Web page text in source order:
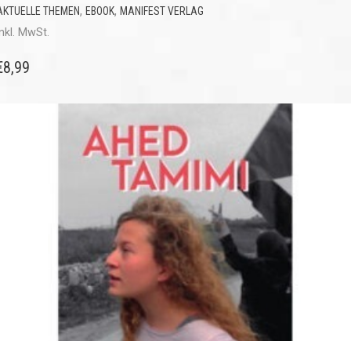
THEMEN, EBOOK, MANIFEST VERLAG
MwSt.
8,99